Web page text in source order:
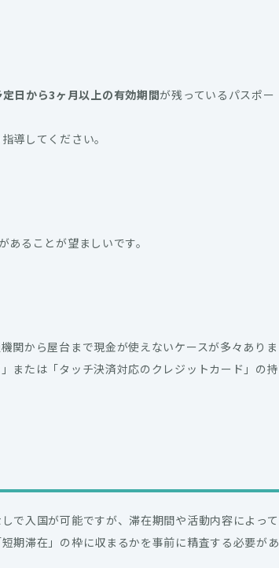
定日から3ヶ月以上の有効期間が残っているパスポー
導してください。
ることが望ましいです。
関から屋台まで現金が使えないケースが多々ありま
または「タッチ決済対応のクレジットカード」の持
で入国が可能ですが、滞在期間や活動内容によって
期滞在」の枠に収まるかを事前に精査する必要があ